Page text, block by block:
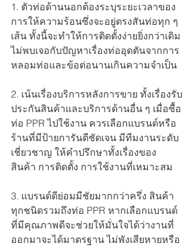
1. ตัวท่อด้านนอกต้องระบุระยะเวลาของ
การให้ความร้อนซึ่งจะอยู่ตรงสันท่อทุก ๆ
เส้น ทั้งนี้จะทำให้การติดตั้งง่ายยิ่งกว่าเดิม
ไม่พบเจอกับปัญหาเรื่องท่ออุดตันจากการ
หลอมท่อและข้อต่อนานเกินความจำเป็น
2. เน้นเรื่องบริการหลังการขาย ทั้งเรื่องรับ
ประกันสินค้าและบริการด้านอื่น ๆ เมื่อซื้อ
ท่อ PPR ไปใช้งาน ควรเลือกแบรนด์หรือ
ร้านที่มีป้ายการันตีชัดเจน มีทีมงานระดับ
เชี่ยวชาญ ให้คำปรึกษาทั้งเรื่องของ
สินค้า การติดตั้ง การใช้งานที่เหมาะสม
3. แบรนด์ดีย่อมมีชัยมากกว่าครึ่ง สินค้า
ทุกชนิดรวมถึงท่อ PPR หากเลือกแบรนด์
ที่มีคุณภาพดีจะช่วยให้มั่นใจได้ว่างานที่
ออกมาจะได้มาตรฐาน ไม่พังเสียหายหรือ